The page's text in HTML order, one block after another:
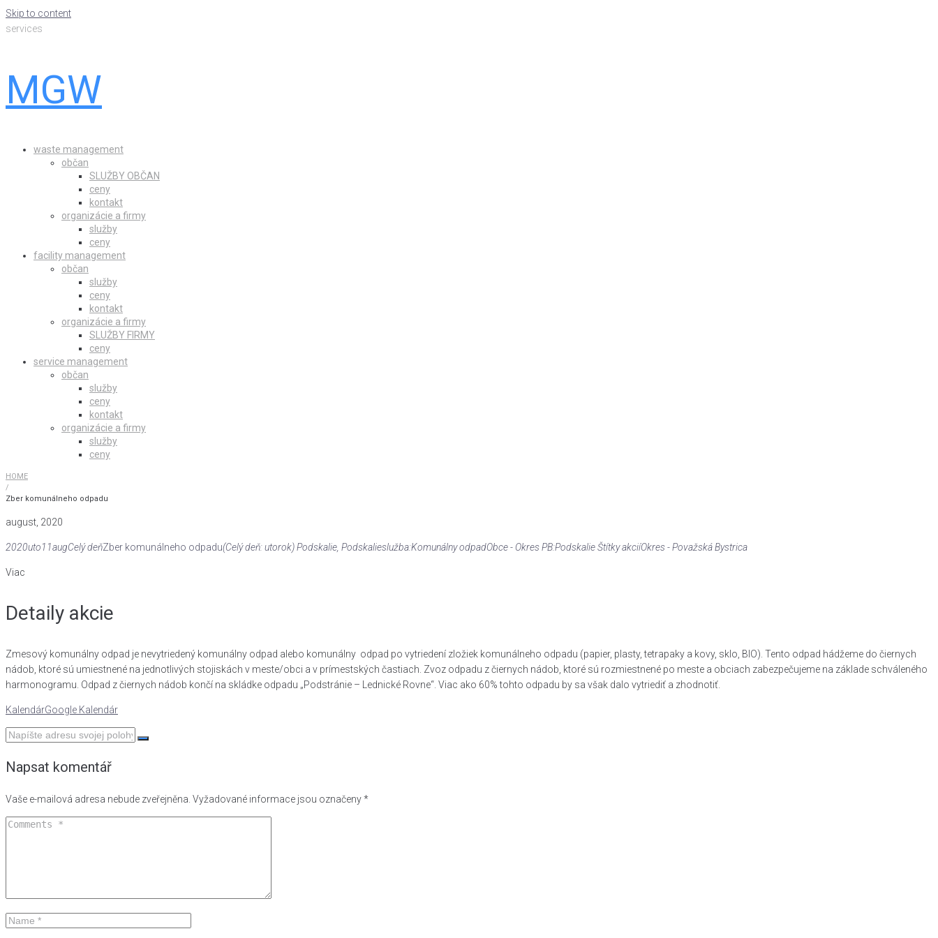
Skip to content
services
MGW
waste management
občan
SLUŽBY OBČAN
ceny
kontakt
organizácie a firmy
služby
ceny
facility management
občan
služby
ceny
kontakt
organizácie a firmy
SLUŽBY FIRMY
ceny
service management
občan
služby
ceny
kontakt
organizácie a firmy
služby
ceny
HOME
/
Zber komunálneho odpadu
august, 2020
2020uto11augCelý deňZber komunálneho odpadu(Celý deň: utorok)Podskalie , Podskalieslužba:Komunálny odpadObce - Okres PB:PodskalieŠtítky akciíOkres - Považská Bystrica
Viac
Detaily akcie
Zmesový komunálny odpad je nevytriedený komunálny odpad alebo komunálny odpad po vytriedení zložiek komunálneho odpadu (papier, plasty, tetrapaky a kovy, sklo, BIO). Tento odpad hádžeme do čiernych
nádob, ktoré sú umiestnené na jednotlivých stojiskách v meste/obci a v prímestských častiach. Zvoz odpadu z čiernych nádob, ktoré sú rozmiestnené po meste a obciach zabezpečujeme na základe schváleného
harmonogramu. Odpad z čiernych nádob končí na skládke odpadu „Podstránie – Lednické Rovne“. Viac ako 60% tohto odpadu by sa však dalo vytriediť a zhodnotiť.
KalendárGoogle Kalendár
Napsat komentář
Vaše e-mailová adresa nebude zveřejněna. Vyžadované informace jsou označeny*